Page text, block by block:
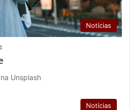
Notícias
Unsplash
Notícias